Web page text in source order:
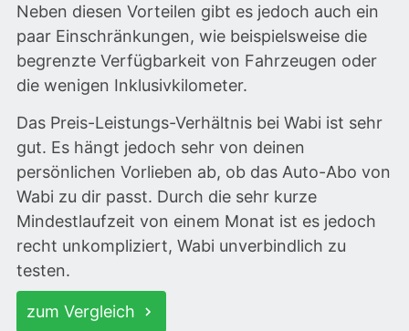
Neben diesen Vorteilen gibt es jedoch auch ein
paar Einschränkungen, wie beispielsweise die
begrenzte Verfügbarkeit von Fahrzeugen oder
die wenigen Inklusivkilometer.
Das Preis-Leistungs-Verhältnis bei Wabi ist sehr
gut. Es hängt jedoch sehr von deinen
persönlichen Vorlieben ab, ob das Auto-Abo von
Wabi zu dir passt. Durch die sehr kurze
Mindestlaufzeit von einem Monat ist es jedoch
recht unkompliziert, Wabi unverbindlich zu
testen.
zum Vergleich